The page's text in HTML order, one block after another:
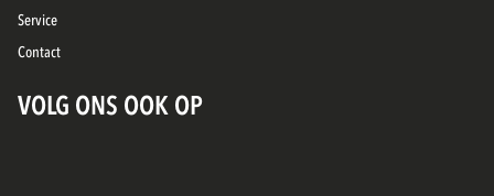
Service
Contact
VOLG ONS OOK OP